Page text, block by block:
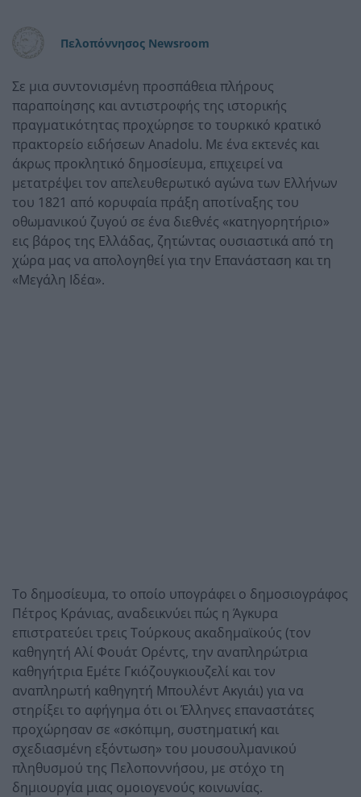
Πελοπόννησος Newsroom
Σε μια συντονισμένη προσπάθεια πλήρους
παραποίησης και αντιστροφής της ιστορικής
πραγματικότητας προχώρησε το τουρκικό κρατικό
πρακτορείο ειδήσεων Anadolu. Με ένα εκτενές και
άκρως προκλητικό δημοσίευμα, επιχειρεί να
μετατρέψει τον απελευθερωτικό αγώνα των Ελλήνων
του 1821 από κορυφαία πράξη αποτίναξης του
οθωμανικού ζυγού σε ένα διεθνές «κατηγορητήριο»
εις βάρος της Ελλάδας, ζητώντας ουσιαστικά από τη
χώρα μας να απολογηθεί για την Επανάσταση και τη
«Μεγάλη Ιδέα».
Το δημοσίευμα, το οποίο υπογράφει ο δημοσιογράφος
Πέτρος Κράνιας, αναδεικνύει πώς η Άγκυρα
επιστρατεύει τρεις Τούρκους ακαδημαϊκούς (τον
καθηγητή Αλί Φουάτ Ορέντς, την αναπληρώτρια
καθηγήτρια Εμέτε Γκιόζουγκιουζελί και τον
αναπληρωτή καθηγητή Μπουλέντ Ακγιάι) για να
στηρίξει το αφήγημα ότι οι Έλληνες επαναστάτες
προχώρησαν σε «σκόπιμη, συστηματική και
σχεδιασμένη εξόντωση» του μουσουλμανικού
πληθυσμού της Πελοποννήσου, με στόχο τη
δημιουργία μιας ομοιογενούς κοινωνίας.